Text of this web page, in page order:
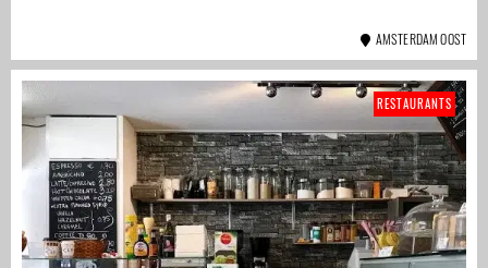
AMSTERDAM OOST
RESTAURANTS